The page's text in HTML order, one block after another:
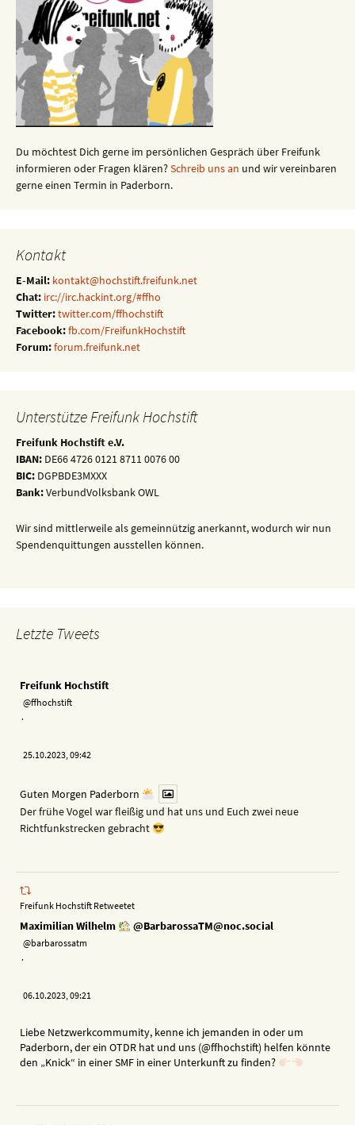
Du möchtest Dich gerne im persönlichen Gespräch über Freifunk
informieren oder Fragen klären?Schreib uns an und wir vereinbaren
gerne einen Termin in Paderborn.
Kontakt
E-Mail: kontakt@hochstift.freifunk.net
Chat: irc://irc.hackint.org/#ffho
Twitter:twitter.com/ffhochstift
Facebook:fb.com/FreifunkHochstift
Forum:forum.freifunk.net
Unterstütze Freifunk Hochstift
Freifunk Hochstift e.V.
IBAN: DE66 4726 0121 8711 0076 00
BIC: DGPBDE3MXXX
Bank:VerbundVolksbank OWL
Wir sind mittlerweile als gemeinnützig anerkannt, wodurch wir nun
Spendenquittungen ausstellen können.
Letzte Tweets
Freifunk Hochstift
@ffhochstift
·
25.10.2023, 09:42
Guten Morgen Paderborn
Der frühe Vogel war fleißig und hat uns und Euch zwei neue
Richtfunkstrecken gebracht
Freifunk Hochstift Retweetet
Maximilian Wilhelm @BarbarossaTM@noc.social
@barbarossatm
·
06.10.2023, 09:21
Liebe Netzwerkcommumity, kenne ich jemanden in oder um
Paderborn, der ein OTDR hat und uns (@ffhochstift) helfen könnte
den „Knick“ in einer SMF in einer Unterkunft zu finden?